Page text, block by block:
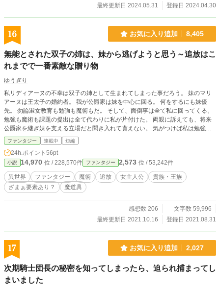
最終更新日 2024.05.31 登録日 2024.04.30
16 お気に入り追加 8,405
無能とされた双子の姉は、妹から逃げようと思う～追放はこ
れまでで一番素敵な贈り物
ゆうぎり
私リディアーヌの不幸は双子の姉として生まれてしまった事だろう。 妹のマリ
アーヌは王太子の婚約者。 我が公爵家は妹を中心に回る。 何をするにも妹優
先。 勿論淑女教育も勉強も魔術もだ。 そして、面倒事は全て私に回ってくる。
勉強も魔術も課題の提出は全て代わりに私が片付けた。 両親に訴えても、将来
公爵家を継ぎ妹を支える立場だと聞き入れて貰えない。 気がつけば私は勉強に
関してだけは、王太子妃教育も次期公爵家教育も修了していた。 そう勉強だけ
は…… 魔術の実技に関しては無能扱い。 この魔術に頼っている国では私は何を
しても無能扱いだった。 だから突然罪を着せられ国を追放された時には喜んで
従った。 さあ、どこに行こうか。 ※ゆるゆる設定です。 ※2021.9.9 HOTラン
キング入りしました。ありがとうございます。
ファンタジー 連載中 短編
24h.ポイント 56pt
小説 14,970 位 / 228,570件 ファンタジー 2,573 位 / 53,242件
異世界 ファンタジー 魔術 追放 女主人公
貴族・王族
ざまぁ要素あり？
魔道具
感想数 206
文字数 59,996
最終更新日 2021.10.16
登録日 2021.08.31
17 お気に入り追加 2,027
次期騎士団長の秘密を知ってしまったら、迫られ捕まってし
まいました